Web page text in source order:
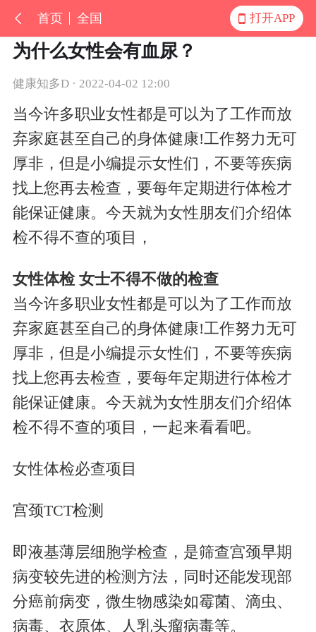
首页 全国 打开APP
为什么女性会有血尿？
健康知多D · 2022-04-02 12:00
当今许多职业女性都是可以为了工作而放
弃家庭甚至自己的身体健康!工作努力无可
厚非，但是小编提示女性们，不要等疾病
找上您再去检查，要每年定期进行体检才
能保证健康。今天就为女性朋友们介绍体
检不得不查的项目，
女性体检 女士不得不做的检查
当今许多职业女性都是可以为了工作而放
弃家庭甚至自己的身体健康!工作努力无可
厚非，但是小编提示女性们，不要等疾病
找上您再去检查，要每年定期进行体检才
能保证健康。今天就为女性朋友们介绍体
检不得不查的项目，一起来看看吧。
女性体检必查项目
宫颈TCT检测
即液基薄层细胞学检查，是筛查宫颈早期
病变较先进的检测方法，同时还能发现部
分癌前病变，微生物感染如霉菌、滴虫、
病毒、衣原体、人乳头瘤病毒等。